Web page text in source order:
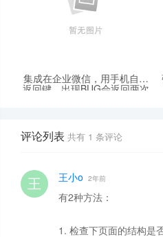
集成在企业微信，用手机自带
返回键，出现BUG会返回两次
评论列表 共有 1 条评论
王小o 2年前
有2种方法：
1. 检查下页面的结构是